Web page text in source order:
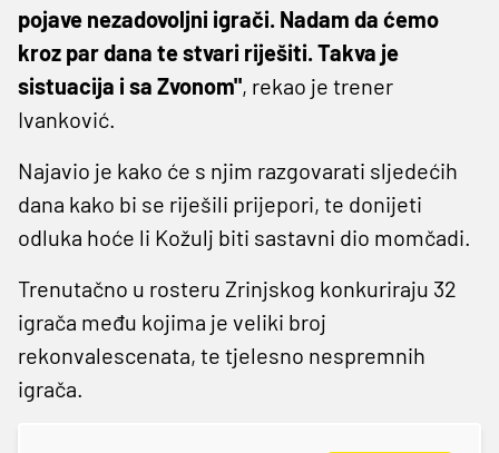
pojave nezadovoljni igrači. Nadam da ćemo
kroz par dana te stvari riješiti. Takva je
sistuacija i sa Zvonom", rekao je trener
Ivanković.
Najavio je kako će s njim razgovarati sljedećih
dana kako bi se riješili prijepori, te donijeti
odluka hoće li Kožulj biti sastavni dio momčadi.
Trenutačno u rosteru Zrinjskog konkuriraju 32
igrača među kojima je veliki broj
rekonvalescenata, te tjelesno nespremnih
igrača.